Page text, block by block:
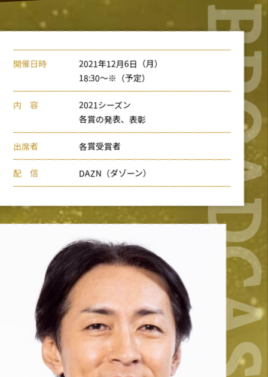
開催日時
2021年12月6日（月）
18:30～※（予定）
内 容
2021シーズン
各賞の発表、表彰
出席者 各賞受賞者
配 信 DAZN（ダゾーン）